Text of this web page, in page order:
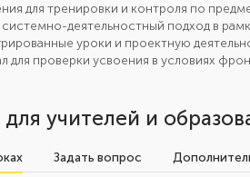
для тренировки и контроля по
системно-деятельностный подход в
уроки и проектную
для проверки усвоения в условиях
учителей и
Задать вопрос